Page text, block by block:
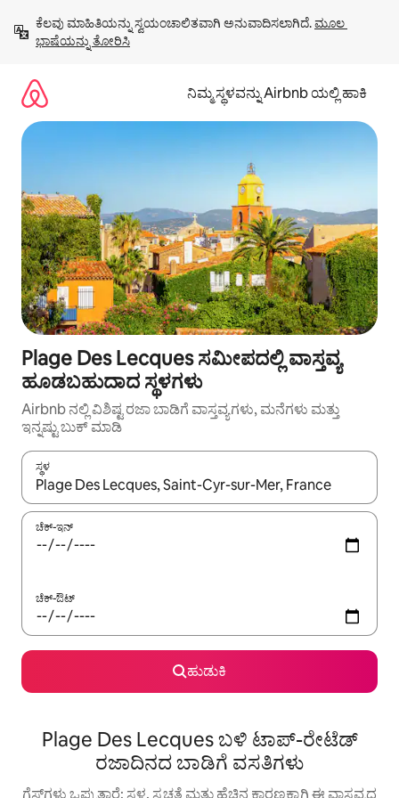
ಹೋಗಿ
ಕೆಲವು ಮಾಹಿತಿಯನ್ನು ಸ್ವಯಂಚಾಲಿತವಾಗಿ ಅನುವಾದಿಸಲಾಗಿದೆ. ಮೂಲ
ಭಾಷೆಯನ್ನು ತೋರಿಸಿ
ನಿಮ್ಮ ಸ್ಥಳವನ್ನು Airbnb ಯಲ್ಲಿ ಹಾಕಿ
Plage Des Lecques ಸಮೀಪದಲ್ಲಿ ವಾಸ್ತವ್ಯ
ಹೂಡಬಹುದಾದ ಸ್ಥಳಗಳು
Airbnb ನಲ್ಲಿ ವಿಶಿಷ್ಟ ರಜಾ ಬಾಡಿಗೆ ವಾಸ್ತವ್ಯಗಳು, ಮನೆಗಳು ಮತ್ತು
ಇನ್ನಷ್ಟು ಬುಕ್ ಮಾಡಿ
ಸ್ಥಳ
ಫಲಿತಾಂಶಗಳು ಲಭ್ಯವಿರುವಾಗ, ಅಪ್ ಮತ್ತು ಡೌನ್ ಬಾಣದ ಕೀಲಿಗಳೊಂದಿಗೆ
ಚೆಕ್-ಇನ್
ಚೆಕ್-ಔಟ್
ಹುಡುಕಿ
Plage Des Lecques ಬಳಿ ಟಾಪ್-ರೇಟೆಡ್
ರಜಾದಿನದ ಬಾಡಿಗೆ ವಸತಿಗಳು
ಗೆಸ್ಟ್‌ಗಳು ಒಪ್ಪುತ್ತಾರೆ: ಸ್ಥಳ, ಸ್ವಚ್ಛತೆ ಮತ್ತು ಹೆಚ್ಚಿನ ಕಾರಣಕ್ಕಾಗಿ ಈ ವಾಸ್ತವ್ಯದ